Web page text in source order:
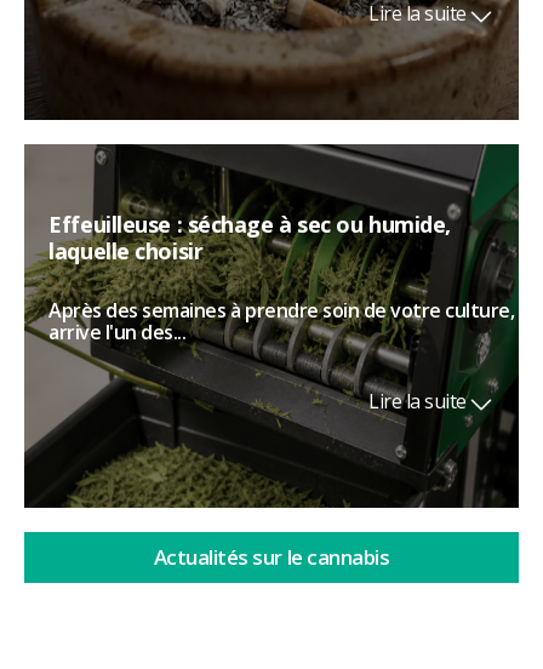
Lire la suite
Effeuilleuse : séchage à sec ou humide,
laquelle choisir
Après des semaines à prendre soin de votre culture,
arrive l'un des...
Lire la suite
Actualités sur le cannabis